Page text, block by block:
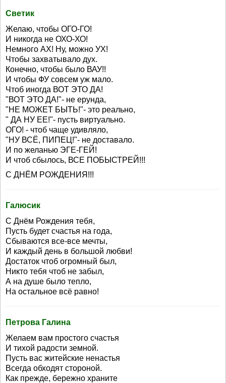
Светик
Желаю, чтобы ОГО-ГО!
И никогда не ОХО-ХО!
Немного АХ! Ну, можно УХ!
Чтобы захватывало дух.
Конечно, чтобы было ВАУ!!
И чтобы ФУ совсем уж мало.
Чтоб иногда ВОТ ЭТО ДА!
"ВОТ ЭТО ДА!"- не ерунда,
"НЕ МОЖЕТ БЫТЬ!"- это реально,
" ДА НУ ЕЕ!"- пусть виртуально.
ОГО! - чтоб чаще удивляло,
"НУ ВСЁ, ПИПЕЦ!"- не доставало.
И по желанью ЭГЕ-ГЕЙ!
И чтоб сбылось, ВСЕ ПОБЫСТРЕЙ!!!
С ДНЁМ РОЖДЕНИЯ!!!
Галюсик
С Днём Рождения тебя,
Пусть будет счастья на года,
Сбываются все-все мечты,
И каждый день в большой любви!
Достаток чтоб огромный был,
Никто тебя чтоб не забыл,
А на душе было тепло,
На остальное всё равно!
Петрова Галина
Желаем вам простого счастья
И тихой радости земной.
Пусть вас житейские ненастья
Всегда обходят стороной.
Как прежде, бережно храните